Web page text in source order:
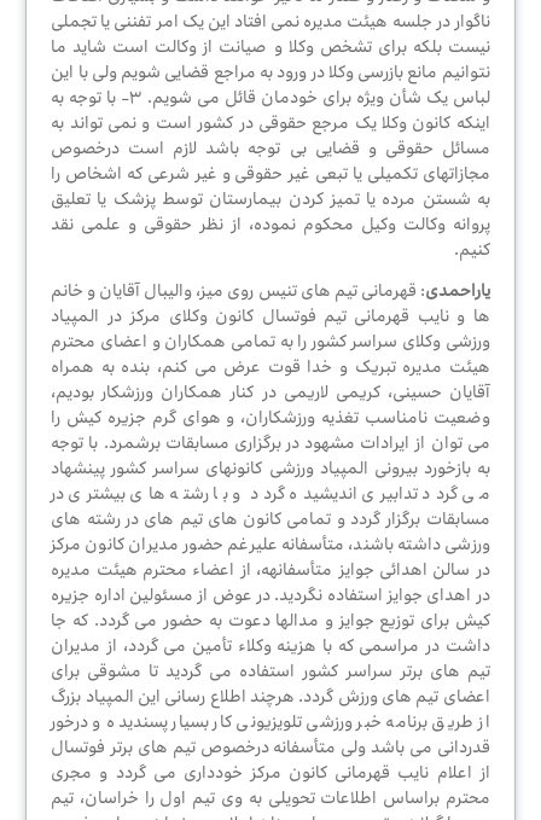
ناگوار در جلسه هیئت مدیره نمی افتاد این یک امر تفننی یا تجملی
نیست بلکه برای تشخص وکلا و صیانت از وکالت است شاید ما
نتوانیم مانع بازرسی وکلا در ورود به مراجع قضایی شویم ولی با این
لباس یک شأن ویژه برای خودمان قائل می شویم. ٣- با توجه به
اینکه کانون وکلا یک مرجع حقوقی در کشور است و نمی تواند به
مسائل حقوقی و قضایی بی توجه باشد لازم است درخصوص
مجازاتهای تکمیلی یا تبعی غیر حقوقی و غیر شرعی که اشخاص را
به شستن مرده یا تمیز کردن بیمارستان توسط پزشک یا تعلیق
پروانه وکالت وکیل محکوم نموده، از نظر حقوقی و علمی نقد
کنیم.
یاراحمدی: قهرمانی تیم های تنیس روی میز، والیبال آقایان و خانم
ها و نایب قهرمانی تیم فوتسال کانون وکلای مرکز در المپیاد
ورزشی وکلای سراسر کشور را به تمامی همکاران و اعضای محترم
هیئت مدیره تبریک و خدا قوت عرض می کنم، بنده به همراه
آقایان حسینی، کریمی لاریمی در کنار همکاران ورزشکار بودیم،
وضعیت نامناسب تغذیه ورزشکاران، و هوای گرم جزیره کیش را
می توان از ایرادات مشهود در برگزاری مسابقات برشمرد. با توجه
به بازخورد بیرونی المپیاد ورزشی کانونهای سراسر کشور پینشهاد
می گردد تدابیری اندیشیده گردد و با رشته های بیشتری در
مسابقات برگزار گردد و تمامی کانون های تیم های در رشته های
ورزشی داشته باشند، متأسفانه علیرغم حضور مدیران کانون مرکز
در سالن اهدائی جوایز متأسفانهه، از اعضاء محترم هیئت مدیره
در اهدای جوایز استفاده نگردید. در عوض از مسئولین اداره جزیره
کیش برای توزیع جوایز و مدالها دعوت به حضور می گردد. که جا
داشت در مراسمی که با هزینه وکلاء تأمین می گردد، از مدیران
تیم های برتر سراسر کشور استفاده می گردید تا مشوقی برای
اعضای تیم های ورزش گردد. هرچند اطلاع رسانی این المپیاد بزرگ
از طریق برنامه خبر ورزشی تلویزیونی کار بسیار پسندیده و درخور
قدردانی می باشد ولی متأسفانه درخصوص تیم های برتر فوتسال
از اعلام نایب قهرمانی کانون مرکز خودداری می گردد و مجری
محترم براساس اطلاعات تحویلی به وی تیم اول را خراسان، تیم
اخبار
اطلاعیه
اداره
خبرنامه
الکترونیک
مقالات